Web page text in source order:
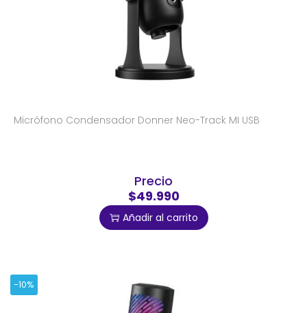
Micrófono Condensador Donner Neo-Track MI USB
Precio
$49.990
Añadir al carrito
-10%